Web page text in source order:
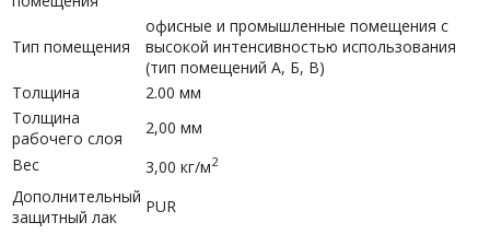
Тип помещения
офисные и промышленные помещения с
высокой интенсивностью использования
(тип помещений А, Б, В)
Толщина
2.00 мм
Толщина
рабочего слоя
2,00 мм
Вес
3,00 кг/м2
Дополнительный
защитный лак
PUR